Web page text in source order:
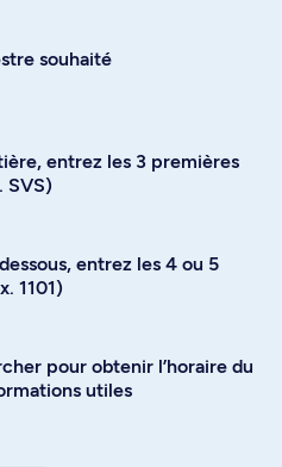
souhaité
entrez les 3 premières
SVS)
entrez les 4 ou 5
1101)
pour obtenir l’horaire du
utiles